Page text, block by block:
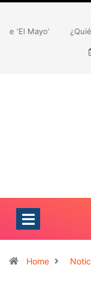
¿Quién es Galita Ari
La
Home